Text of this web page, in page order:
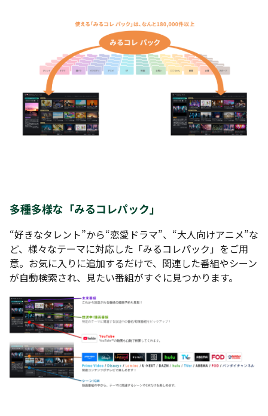
多種多様な「みるコレパック」
“好きなタレント”から“恋愛ドラマ”、“大人向けアニメ”な
ど、様々なテーマに対応した「みるコレパック」をご用
意。お気に入りに追加するだけで、関連した番組やシーン
が自動検索され、見たい番組がすぐに見つかります。